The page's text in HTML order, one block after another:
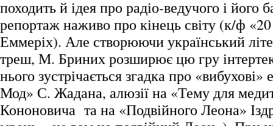
походить й ідея про радіо-ведучого і його
репортаж наживо про кінець світу (к/ф
Еммеріх). Але створюючи український
треш, М. Бриних розширює цю гру
нього зустрічається згадка про
Мод» С. Жадана, алюзії на «Тему для
Кононовича та на «Подвійного Леона»